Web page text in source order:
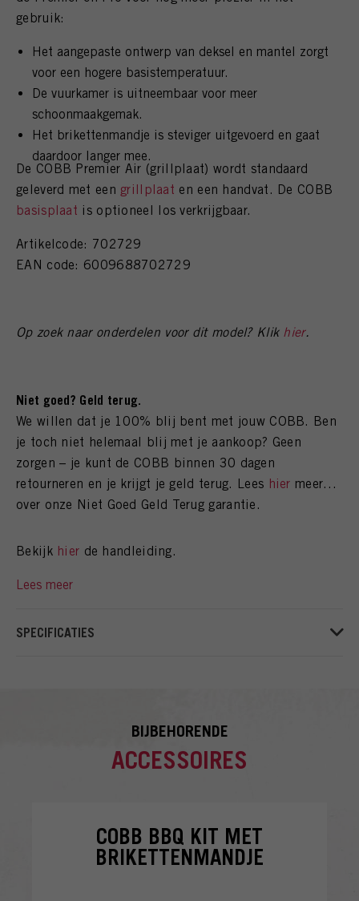
gebruik:
Het aangepaste ontwerp van deksel en mantel zorgt
voor een hogere basistemperatuur.
De vuurkamer is uitneembaar voor meer
schoonmaakgemak.
Het brikettenmandje is steviger uitgevoerd en gaat
daardoor langer mee.
De COBB Premier Air (grillplaat) wordt standaard
geleverd met een grillplaat en een handvat. De COBB
basisplaat is optioneel los verkrijgbaar.
Artikelcode: 702729
EAN code: 6009688702729
Op zoek naar onderdelen voor dit model? Klik hier.
Niet goed? Geld terug.
We willen dat je 100% blij bent met jouw COBB. Ben
je toch niet helemaal blij met je aankoop? Geen
zorgen – je kunt de COBB binnen 30 dagen
retourneren en je krijgt je geld terug. Lees hier meer
over onze Niet Goed Geld Terug garantie.
Bekijkhier de handleiding.
SPECIFICATIES
BIJBEHORENDE
ACCESSOIRES
COBB BBQ KIT MET
BRIKETTENMANDJE